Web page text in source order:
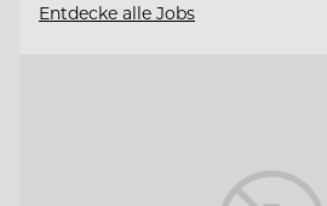
Entdecke alle Jobs